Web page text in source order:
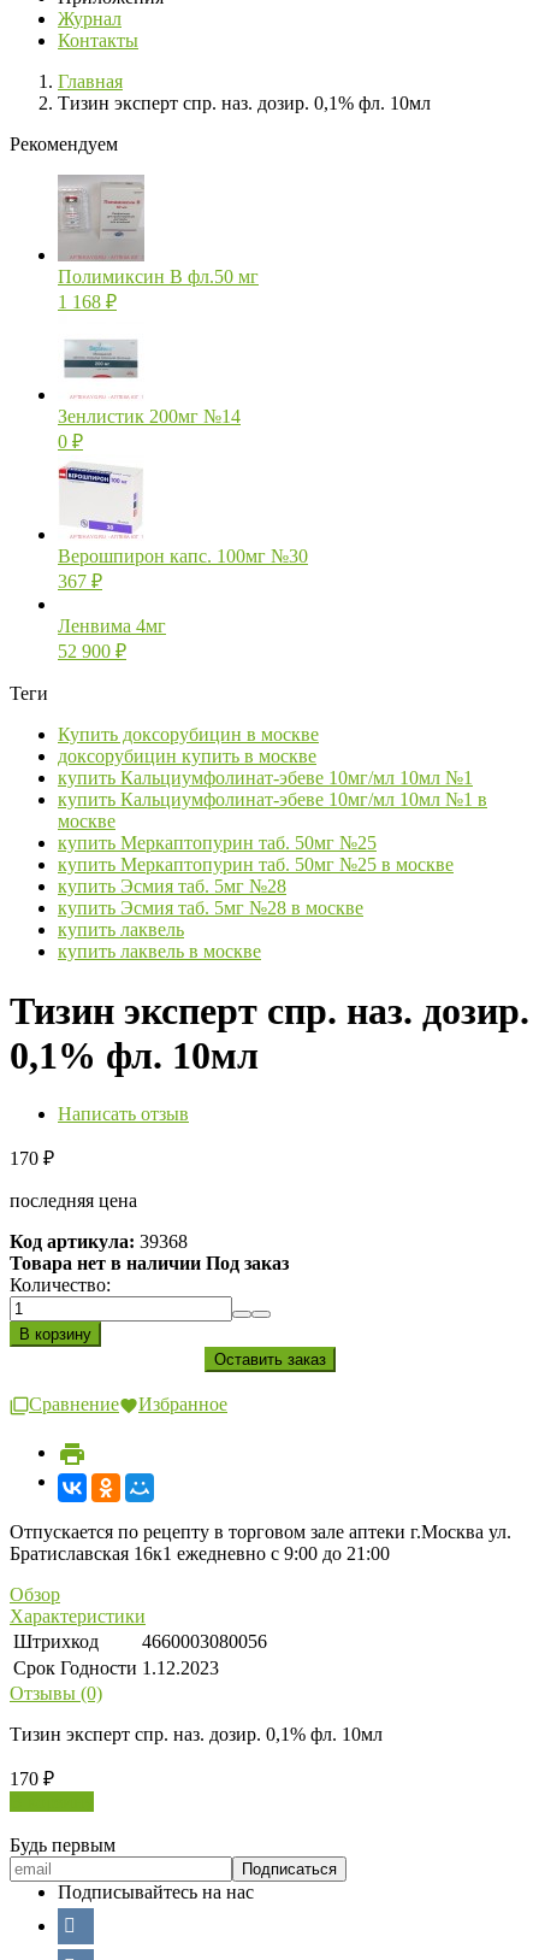
Журнал
Контакты
Главная
Тизин эксперт спр. наз. дозир. 0,1% фл. 10мл
Рекомендуем
Полимиксин В фл.50 мг
1 168 ₽
Зенлистик 200мг №14
0 ₽
Верошпирон капс. 100мг №30
367 ₽
Ленвима 4мг
52 900 ₽
Теги
Купить доксорубицин в москве
доксорубицин купить в москве
купить Кальциумфолинат-эбеве 10мг/мл 10мл №1
купить Кальциумфолинат-эбеве 10мг/мл 10мл №1 в
москве
купить Меркаптопурин таб. 50мг №25
купить Меркаптопурин таб. 50мг №25 в москве
купить Эсмия таб. 5мг №28
купить Эсмия таб. 5мг №28 в москве
купить лаквель
купить лаквель в москве
Тизин эксперт спр. наз. дозир.
0,1% фл. 10мл
Написать отзыв
170 ₽
последняя цена
Код артикула: 39368
Товара нет в наличии Под заказ
Количество:
Сравнение Избранное
Отпускается по рецепту в торговом зале аптеки г.Москва ул.
Братиславская 16к1 ежедневно с 9:00 до 21:00
Обзор
Характеристики
Штрихкод
4660003080056
Срок Годности 1.12.2023
Отзывы (0)
Тизин эксперт спр. наз. дозир. 0,1% фл. 10мл
170 ₽
Будь первым
Подписывайтесь на нас